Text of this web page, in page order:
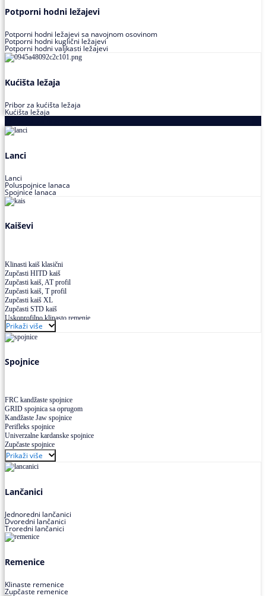
Potporni hodni ležajevi
Potporni hodni ležajevi sa navojnom osovinom
Potporni hodni kuglični ležajevi
Potporni hodni valjkasti ležajevi
Kućišta ležaja
Pribor za kućišta ležaja
Kućišta ležaja
Lanci
Lanci
Poluspojnice lanaca
Spojnice lanaca
Kaiševi
Klinasti kaiš klasični
Zupčasti HITD kaiš
Zupčasti kaiš, AT profil
Zupčasti kaiš, T profil
Zupčasti kaiš XL
Zupčasti STD kaiš
Uskoprofilno klinasto remenje
Uskoprofilno klinasto remenje spojeno
Uskoprofilno klinasto remenje XP extra power
Višekanalno remenje PJ,PK
Prikaži više
Spojnice
FRC kandžaste spojnice
GRID spojnica sa oprugom
Kandžaste Jaw spojnice
Perifleks spojnice
Univerzalne kardanske spojnice
Zupčaste spojnice
Prikaži više
Lančanici
Jednoredni lančanici
Dvoredni lančanici
Troredni lančanici
Remenice
Klinaste remenice
Zupčaste remenice